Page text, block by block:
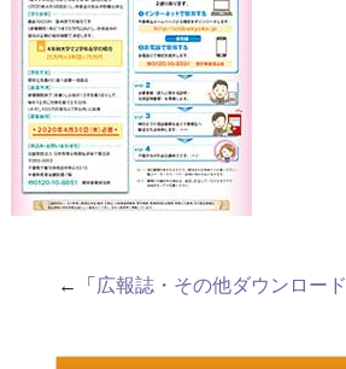
←「 広報誌・その他ダウンロード